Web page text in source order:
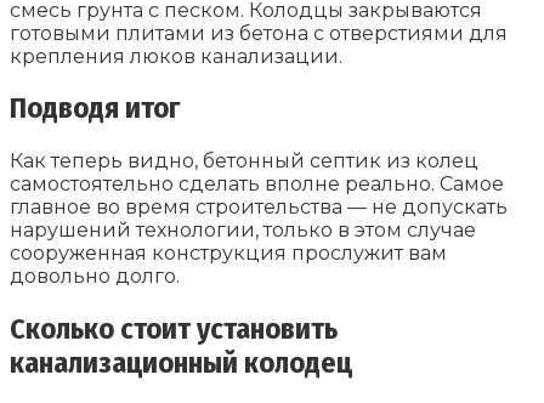
смесь грунта с песком. Колодцы закрываются
готовыми плитами из бетона с отверстиями для
крепления люков канализации.
Подводя итог
Как теперь видно, бетонный септик из колец
самостоятельно сделать вполне реально. Самое
главное во время строительства — не допускать
нарушений технологии, только в этом случае
сооруженная конструкция прослужит вам
довольно долго.
Сколько стоит установить
канализационный колодец